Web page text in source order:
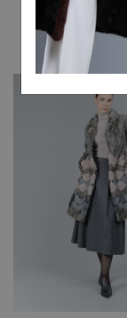
1141.97